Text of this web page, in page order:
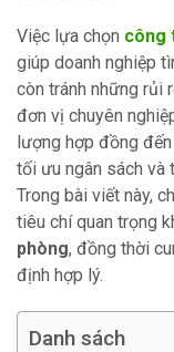
Việc lựa chọn công
giúp doanh nghiệp
còn tránh những rủi
đơn vị chuyên
lượng hợp đồng
tối ưu ngân sách và
Trong bài viết này,
tiêu chí quan trọng
phòng, đồng thời
định hợp lý.
Danh sách